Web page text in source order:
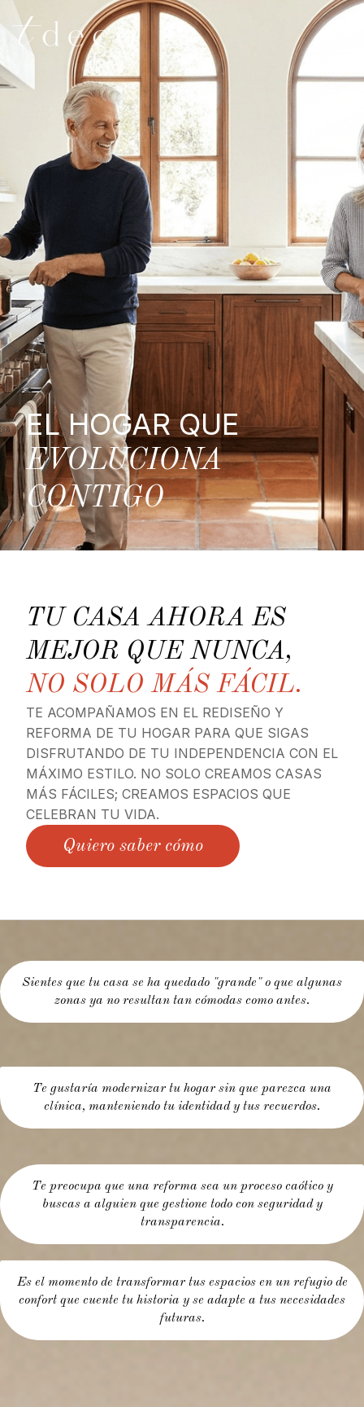
EL HOGAR QUE
EVOLUCIONA
CONTIGO
TU CASA AHORA ES
MEJOR QUE NUNCA,
NO SOLO MÁS FÁCIL.
TE ACOMPAÑAMOS EN EL REDISEÑO Y
REFORMA DE TU HOGAR PARA QUE SIGAS
DISFRUTANDO DE TU INDEPENDENCIA CON EL
MÁXIMO ESTILO. NO SOLO CREAMOS CASAS
MÁS FÁCILES; CREAMOS ESPACIOS QUE
CELEBRAN TU VIDA.
Quiero saber cómo
Te gustaría modernizar tu hogar sin que parezca una
clínica, manteniendo tu identidad y tus recuerdos.
Es el momento de transformar tus espacios en un refugio de
confort que cuente tu historia y se adapte a tus necesidades
futuras.
Sientes que tu casa se ha quedado "grande" o que algunas
zonas ya no resultan tan cómodas como antes.
Te preocupa que una reforma sea un proceso caótico y
buscas a alguien que gestione todo con seguridad y
transparencia.